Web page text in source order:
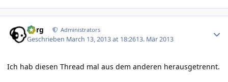
borg Administrators
Geschrieben March 13, 2013 at 18:2613. Mär 2013
Ich hab diesen Thread mal aus dem anderen herausgetrennt.